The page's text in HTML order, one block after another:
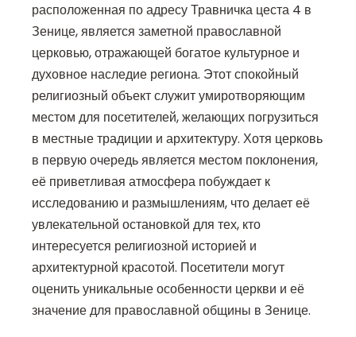
расположенная по адресу Травничка цеста 4 в
Зенице, является заметной православной
церковью, отражающей богатое культурное и
духовное наследие региона. Этот спокойный
религиозный объект служит умиротворяющим
местом для посетителей, желающих погрузиться
в местные традиции и архитектуру. Хотя церковь
в первую очередь является местом поклонения,
её приветливая атмосфера побуждает к
исследованию и размышлениям, что делает её
увлекательной остановкой для тех, кто
интересуется религиозной историей и
архитектурной красотой. Посетители могут
оценить уникальные особенности церкви и её
значение для православной общины в Зенице.